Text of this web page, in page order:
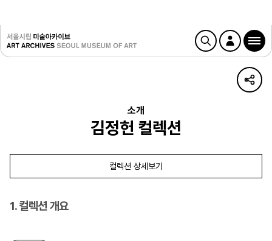
소개
김정헌 컬렉션
컬렉션 상세보기
1. 컬렉션 개요